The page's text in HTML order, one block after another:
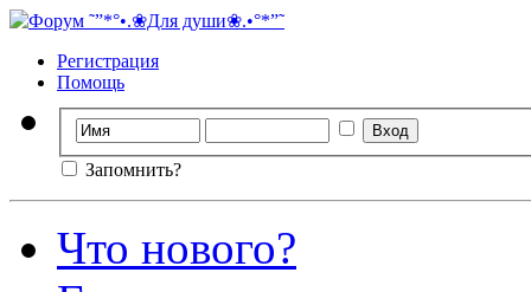
Регистрация
Помощь
Запомнить?
Что нового?